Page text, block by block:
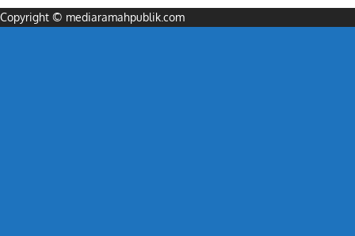
Copyright © mediaramahpublik.com